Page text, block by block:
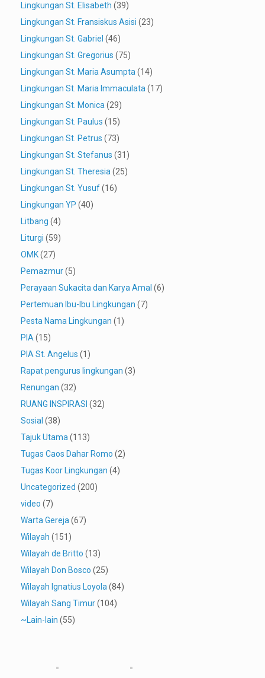
Lingkungan St. Elisabeth (39)
Lingkungan St. Fransiskus Asisi (23)
Lingkungan St. Gabriel (46)
Lingkungan St. Gregorius (75)
Lingkungan St. Maria Asumpta(14)
Lingkungan St. Maria Immaculata(17)
Lingkungan St. Monica(29)
Lingkungan St. Paulus (15)
Lingkungan St. Petrus (73)
Lingkungan St. Stefanus (31)
Lingkungan St. Theresia(25)
Lingkungan St. Yusuf(16)
Lingkungan YP (40)
Litbang (4)
Liturgi (59)
OMK(27)
Pemazmur(5)
Perayaan Sukacita dan Karya Amal (6)
Pertemuan Ibu-Ibu Lingkungan (7)
Pesta Nama Lingkungan (1)
PIA(15)
PIA St. Angelus (1)
Rapat pengurus lingkungan (3)
Renungan (32)
RUANG INSPIRASI (32)
Sosial (38)
Tajuk Utama(113)
Tugas Caos Dahar Romo (2)
Tugas Koor Lingkungan (4)
Uncategorized (200)
video (7)
Warta Gereja(67)
Wilayah (151)
Wilayah de Britto (13)
Wilayah Don Bosco (25)
Wilayah Ignatius Loyola(84)
Wilayah Sang Timur(104)
~Lain-lain (55)